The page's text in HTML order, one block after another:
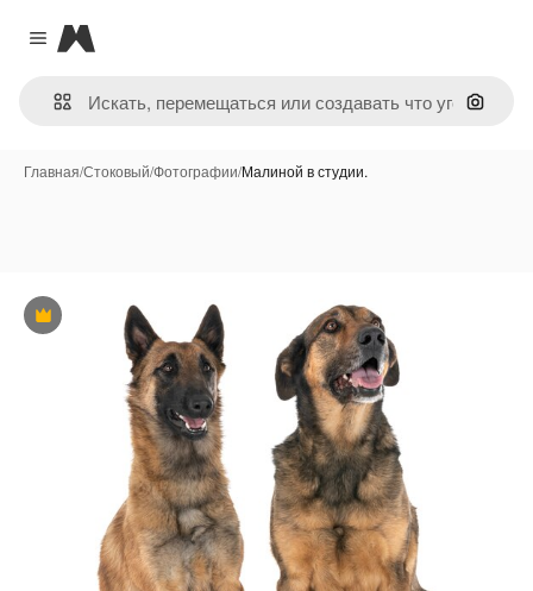
Close menu
Magnific
Поиск
Главная/Стоковый/Фотографии/Малиной в студии.
Премиум